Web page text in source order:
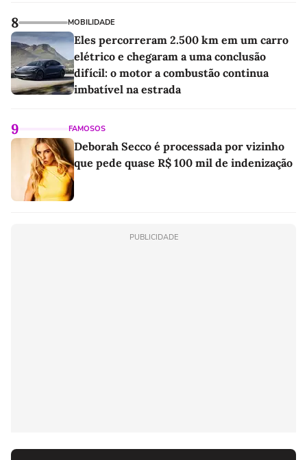
8 MOBILIDADE
Eles percorreram 2.500 km em um carro
elétrico e chegaram a uma conclusão
difícil: o motor a combustão continua
imbatível na estrada
9 FAMOSOS
Deborah Secco é processada por vizinho
que pede quase R$ 100 mil de indenização
PUBLICIDADE